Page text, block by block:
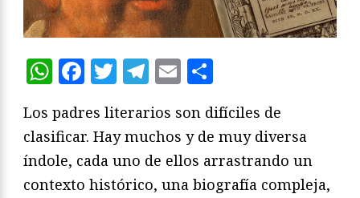
WhatsApp
Facebook
Twitter
Telegram
Email
Los padres literarios son difíciles de
clasificar. Hay muchos y de muy diversa
índole, cada uno de ellos arrastrando un
contexto histórico, una biografía compleja,